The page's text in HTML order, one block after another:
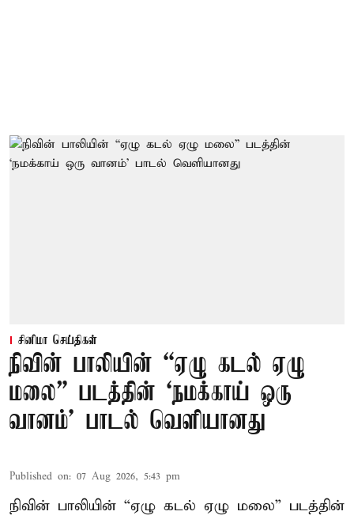
சினிமா செய்திகள்
நிவின் பாலியின் “ஏழு கடல் ஏழு
மலை” படத்தின் ‘நமக்காய் ஒரு
வானம்’ பாடல் வெளியானது
Published on: 07 Aug 2026, 5:43 pm
நிவின் பாலியின் “ஏழு கடல் ஏழு மலை” படத்தின்